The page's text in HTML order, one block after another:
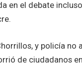
en el debate
y policía no
de ciudadanos